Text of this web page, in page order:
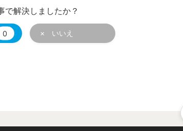
で解決しましたか？
0 × いいえ